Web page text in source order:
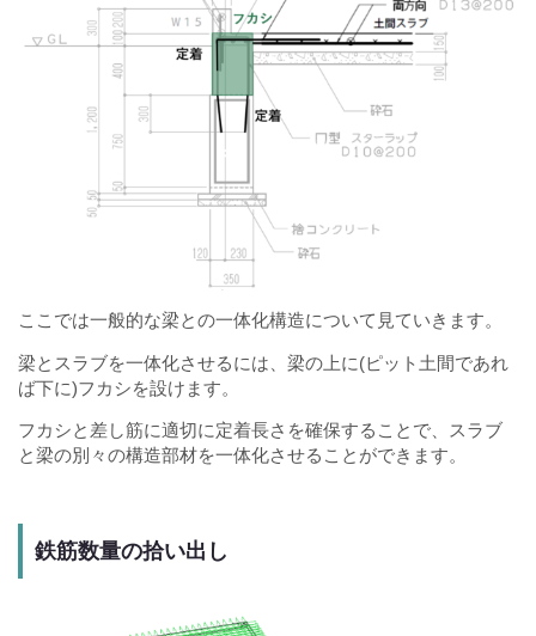
ここでは一般的な梁との一体化構造について見ていきます。
梁とスラブを一体化させるには、梁の上に(ピット土間であれ
ば下に)フカシを設けます。
フカシと差し筋に適切に定着長さを確保することで、スラブ
と梁の別々の構造部材を一体化させることができます。
鉄筋数量の拾い出し